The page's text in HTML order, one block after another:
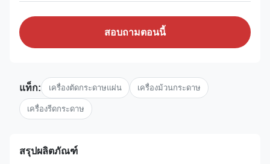
สอบถามตอนนี้
แท็ก: เครื่องตัดกระดาษแผ่น เครื่องม้วนกระดาษ
เครื่องรีดกระดาษ
สรุปผลิตภัณฑ์